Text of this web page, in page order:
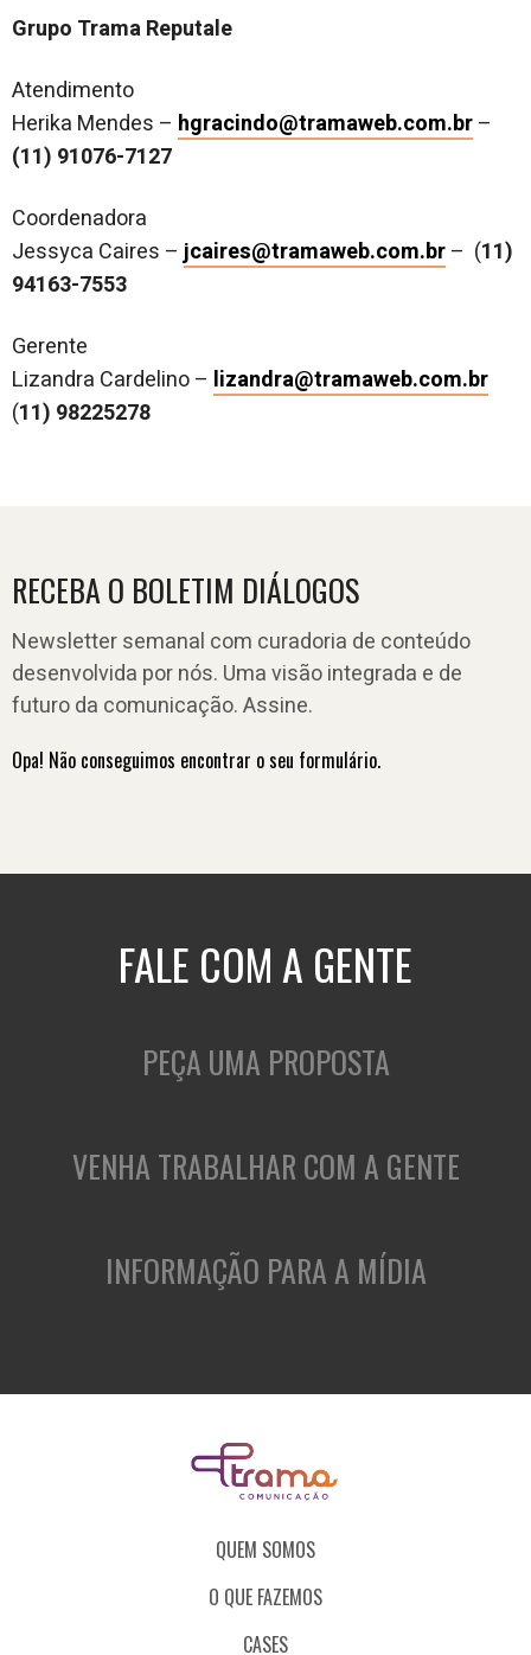
Grupo Trama Reputale
Atendimento
Herika Mendes – hgracindo@tramaweb.com.br–
(11) 91076-7127
Coordenadora
Jessyca Caires –jcaires@tramaweb.com.br– (11)
94163-7553
Gerente
Lizandra Cardelino – lizandra@tramaweb.com.br
(11) 98225278
RECEBA O BOLETIM DIÁLOGOS
Newsletter semanal com curadoria de conteúdo
desenvolvida por nós. Uma visão integrada e de
futuro da comunicação. Assine.
Opa! Não conseguimos encontrar o seu formulário.
FALE COM A GENTE
PEÇA UMA PROPOSTA
VENHA TRABALHAR COM A GENTE
INFORMAÇÃO PARA A MÍDIA
QUEM SOMOS
O QUE FAZEMOS
CASES